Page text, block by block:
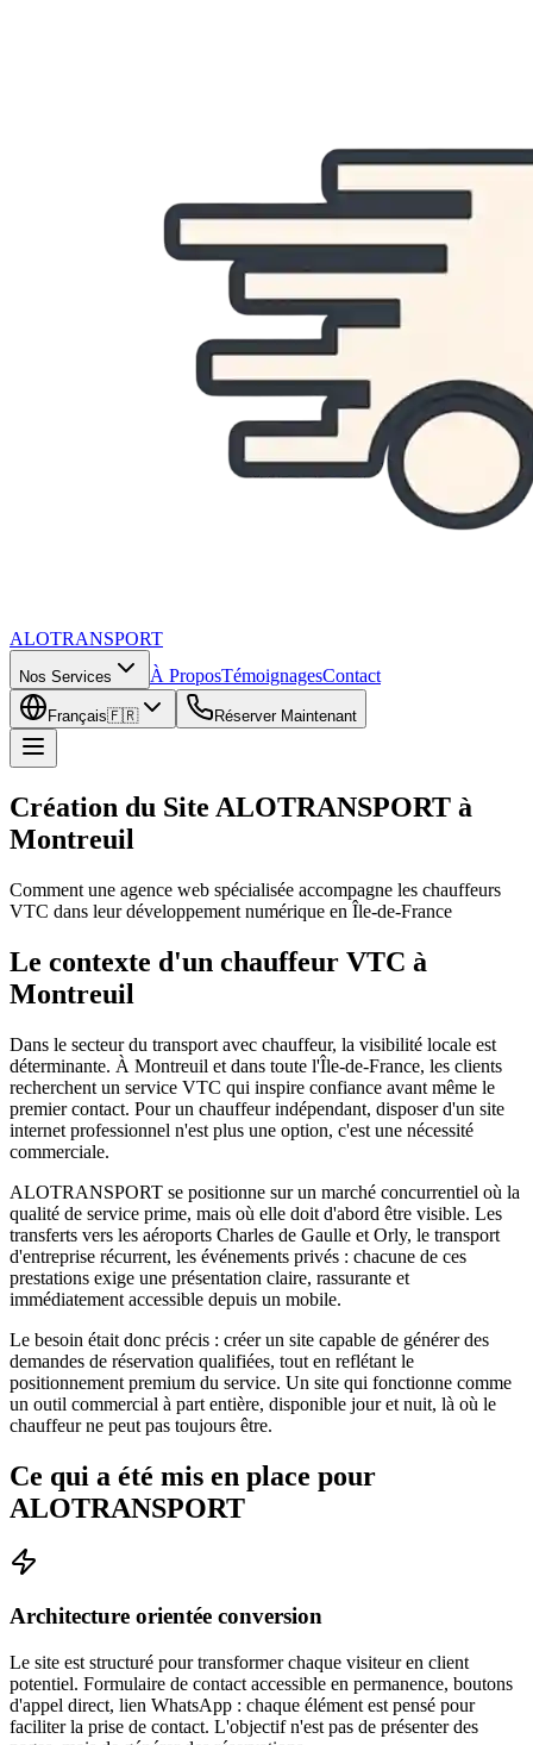
ALOTRANSPORT
Nos Services À ProposTémoignagesContact
Français🇫🇷 Réserver Maintenant
Création du Site ALOTRANSPORT à
Montreuil
Comment une agence web spécialisée accompagne les chauffeurs
VTC dans leur développement numérique en Île-de-France
Le contexte d'un chauffeur VTC à
Montreuil
Dans le secteur du transport avec chauffeur, la visibilité locale est
déterminante. À Montreuil et dans toute l'Île-de-France, les clients
recherchent un service VTC qui inspire confiance avant même le
premier contact. Pour un chauffeur indépendant, disposer d'un site
internet professionnel n'est plus une option, c'est une nécessité
commerciale.
ALOTRANSPORT se positionne sur un marché concurrentiel où la
qualité de service prime, mais où elle doit d'abord être visible. Les
transferts vers les aéroports Charles de Gaulle et Orly, le transport
d'entreprise récurrent, les événements privés : chacune de ces
prestations exige une présentation claire, rassurante et
immédiatement accessible depuis un mobile.
Le besoin était donc précis : créer un site capable de générer des
demandes de réservation qualifiées, tout en reflétant le
positionnement premium du service. Un site qui fonctionne comme
un outil commercial à part entière, disponible jour et nuit, là où le
chauffeur ne peut pas toujours être.
Ce qui a été mis en place pour
ALOTRANSPORT
Architecture orientée conversion
Le site est structuré pour transformer chaque visiteur en client
potentiel. Formulaire de contact accessible en permanence, boutons
d'appel direct, lien WhatsApp : chaque élément est pensé pour
faciliter la prise de contact. L'objectif n'est pas de présenter des